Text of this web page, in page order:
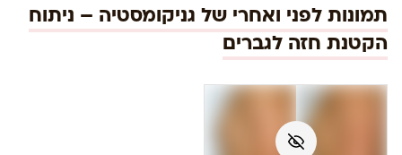
תמונות לפני ואחרי של גניקומסטיה – ניתוח
הקטנת חזה לגברים